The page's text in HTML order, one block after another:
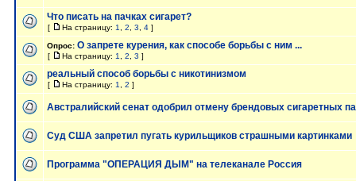
Что писать на пачках сигарет?
[ На страницу: 1 2 3 4 ]
Опрос: О запрете курения, как способе борьбы с ним ...
[ На страницу: 1 2 3 ]
реальный способ борьбы с никотинизмом
[ На страницу: 1 2 ]
Австралийский сенат одобрил отмену брендовых сигаретных
Суд США запретил пугать курильщиков страшными картинками
Программа "ОПЕРАЦИЯ ДЫМ" на телеканале Россия